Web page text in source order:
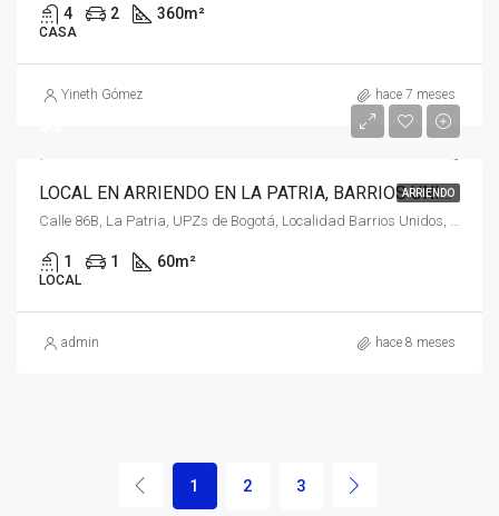
4 2 360m²
CASA
Yineth Gómez hace 7 meses
ARRIENDO
LOCAL EN ARRIENDO EN LA PATRIA, BARRIOS UNIDOS, BOGOTÁ, D.C. – (922)
Calle 86B, La Patria, UPZs de Bogotá, Localidad Barrios Unidos, Bogotá, Bogotá, Distrito Capital, RAP (Especial) Central, 111211, Colombia
1 1 60m²
LOCAL
admin hace 8 meses
1 2 3